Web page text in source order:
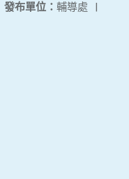
發布單位： 輔導處 |